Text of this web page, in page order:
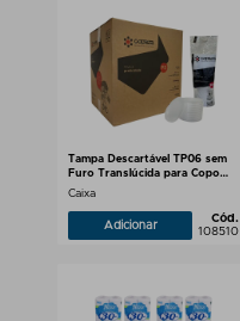
Tampa Descartável TP06 sem
Furo Translúcida para Copo
100ml e Potes 75/100/120ml
Caixa
Adicionar
Cód.
108510